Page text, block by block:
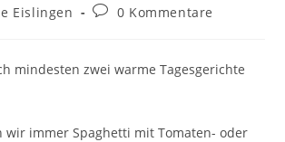
Eislingen
0 Kommentare
mindesten zwei warme Tagesgerichte
wir immer Spaghetti mit Tomaten- oder